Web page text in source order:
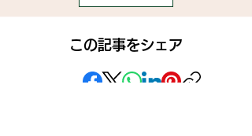
この記事をシェア